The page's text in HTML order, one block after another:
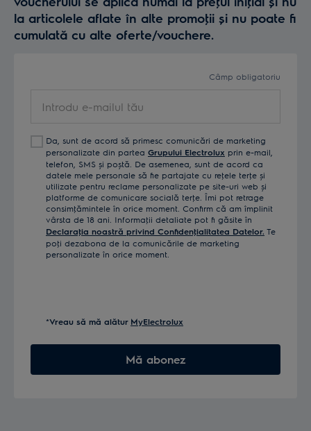
la articolele aflate în alte promoţii și nu poate fi
cumulată cu alte oferte/vouchere.
Câmp obligatoriu
Da, sunt de acord să primesc comunicări de marketing
personalizate din partea Grupului Electrolux prin e-mail,
telefon, SMS și poștă. De asemenea, sunt de acord ca
datele mele personale să fie partajate cu reţele terţe și
utilizate pentru reclame personalizate pe site-uri web și
platforme de comunicare socială terţe. Îmi pot retrage
consimţămintele în orice moment. Confirm că am împlinit
vârsta de 18 ani. Informaţii detaliate pot fi găsite în
Declaraţia noastră privind Confidenţialitatea Datelor. Te
poţi dezabona de la comunicările de marketing
personalizate în orice moment.
*Vreau să mă alătur MyElectrolux
Mă abonez